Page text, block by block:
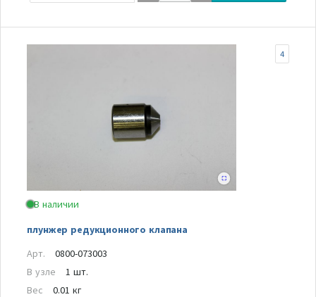
В наличии
плунжер редукционного клапана
4
Арт.
0800-073003
В узле
1 шт.
Вес
0.01 кг